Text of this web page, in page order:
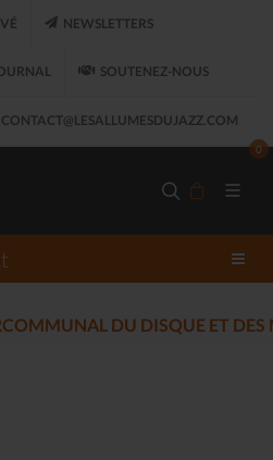
NEWSLETTERS
SOUTENEZ-NOUS
CONTACT@LESALLUMESDUJAZZ.COM
0
LES ALLUMÉS